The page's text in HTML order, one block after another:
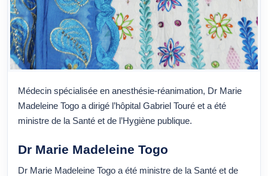
Médecin spécialisée en anesthésie-réanimation, Dr Marie
Madeleine Togo a dirigé l’hôpital Gabriel Touré et a été
ministre de la Santé et de l’Hygiène publique.
Dr Marie Madeleine Togo
Dr Marie Madeleine Togo a été ministre de la Santé et de